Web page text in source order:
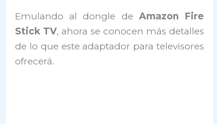
Emulando al dongle de Amazon Fire
Stick TV, ahora se conocen más detalles
de lo que este adaptador para televisores
ofrecerá.